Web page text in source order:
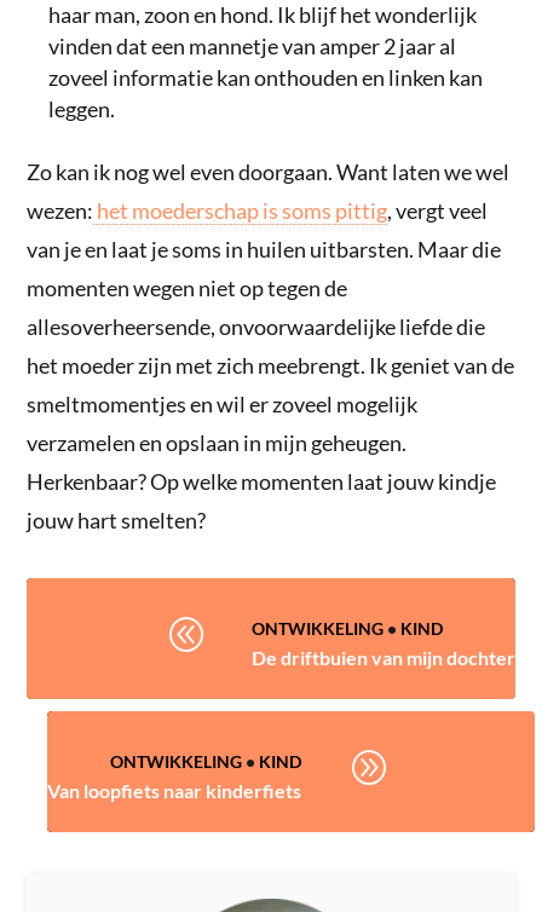
haar man, zoon en hond. Ik blijf het wonderlijk
vinden dat een mannetje van amper 2 jaar al
zoveel informatie kan onthouden en linken kan
leggen.
Zo kan ik nog wel even doorgaan. Want laten we wel
wezen: het moederschap is soms pittig, vergt veel
van je en laat je soms in huilen uitbarsten. Maar die
momenten wegen niet op tegen de
allesoverheersende, onvoorwaardelijke liefde die
het moeder zijn met zich meebrengt. Ik geniet van de
smeltmomentjes en wil er zoveel mogelijk
verzamelen en opslaan in mijn geheugen.
Herkenbaar? Op welke momenten laat jouw kindje
jouw hart smelten?
@ ONTWIKKELING• KIND
De driftbuien van mijn dochter
ONTWIKKELING• KIND
Van loopfiets naar kinderfiets
A